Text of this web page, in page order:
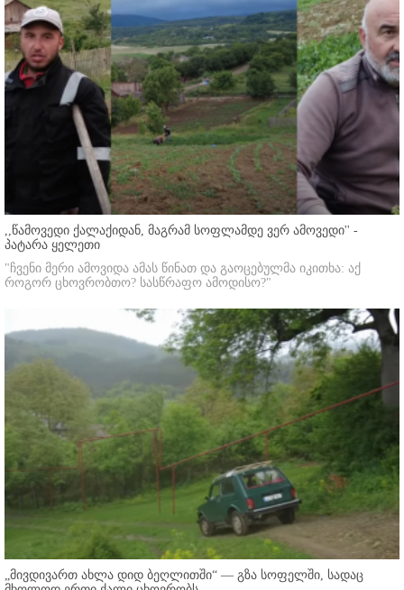
,,წამოვედი ქალაქიდან, მაგრამ სოფლამდე ვერ ამოვედი'' -
პატარა ყელეთი
"ჩვენი მერი ამოვიდა ამას წინათ და გაოცებულმა იკითხა: აქ
როგორ ცხოვრობთო? სასწრაფო ამოდისო?"
„მივდივართ ახლა დიდ ბეღლითში“ — გზა სოფელში, სადაც